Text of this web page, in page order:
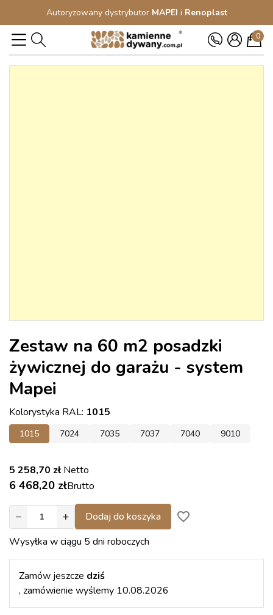
Autoryzowany dystrybutor MAPEI i Renoplast
0
Zestaw na 60 m2 posadzki
żywicznej do garażu - system
Mapei
Kolorystyka RAL: 1015
1015 7024 7035 7037 7040 9010
5 258,70 zł Netto
6 468,20 złBrutto
− + Dodaj do koszyka favorite_border
Wysyłka w ciągu 5 dni roboczych
Zamów jeszcze dziś
, zamówienie wyślemy 10.08.2026